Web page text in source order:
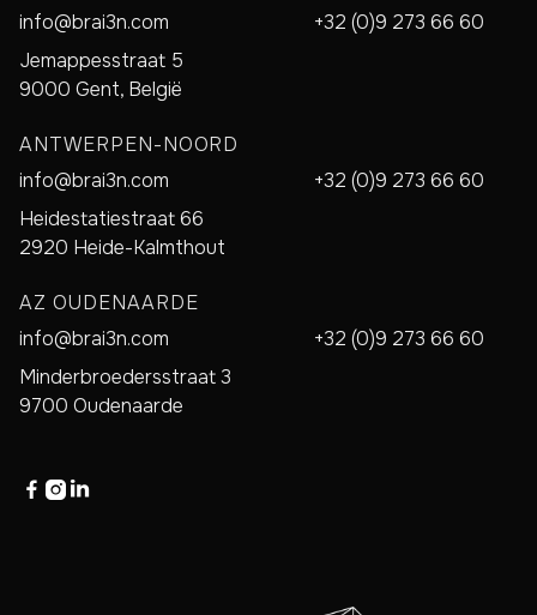
info@brai3n.com
+32 (0)9 273 66 60
Jemappesstraat 5
9000 Gent, België
ANTWERPEN-NOORD
info@brai3n.com
+32 (0)9 273 66 60
Heidestatiestraat 66
2920 Heide-Kalmthout
AZ OUDENAARDE
info@brai3n.com
+32 (0)9 273 66 60
Minderbroedersstraat 3
9700 Oudenaarde
  